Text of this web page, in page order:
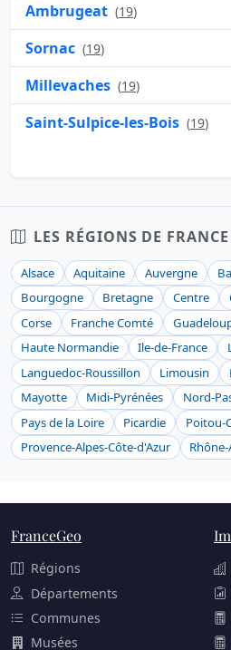
Ambrugeat (19)
Sornac (19)
Millevaches (19)
Saint-Sulpice-les-Bois (19)
LES RÉGIONS DE FRANCE
Alsace Aquitaine Auvergne
Bourgogne
Bretagne Centre
Corse
Franche Comté
Haute Normandie
Ile-de-France
Languedoc-Roussillon
Limousin
Mayotte
Midi-Pyrénées
Nord-
Pays de la Loire
Picardie
Poitou-
Provence-Alpes-Côte-d'Azur
FranceGeo
Régions
Départements
Communes
Musées